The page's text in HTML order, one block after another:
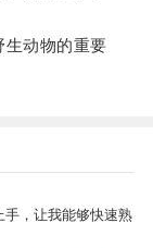
动物的重要
手，让我能够快速熟